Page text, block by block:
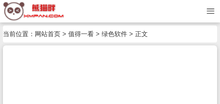
当前位置： 网站首页 > 值得一看 > 绿色软件 > 正文